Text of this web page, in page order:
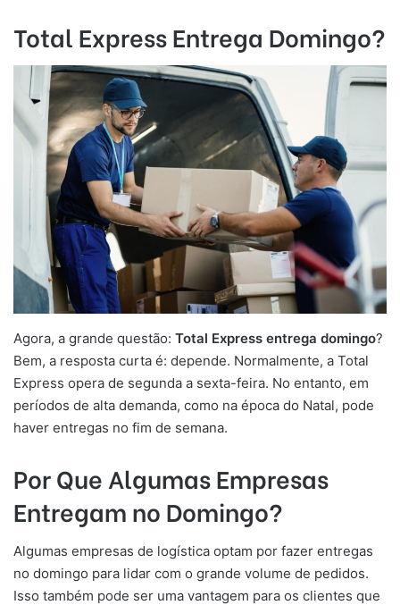
Total Express Entrega Domingo?
Agora, a grande questão: Total Express entrega domingo?
Bem, a resposta curta é: depende. Normalmente, a Total
Express opera de segunda a sexta-feira. No entanto, em
períodos de alta demanda, como na época do Natal, pode
haver entregas no fim de semana.
Por Que Algumas Empresas
Entregam no Domingo?
Algumas empresas de logística optam por fazer entregas
no domingo para lidar com o grande volume de pedidos.
Isso também pode ser uma vantagem para os clientes que